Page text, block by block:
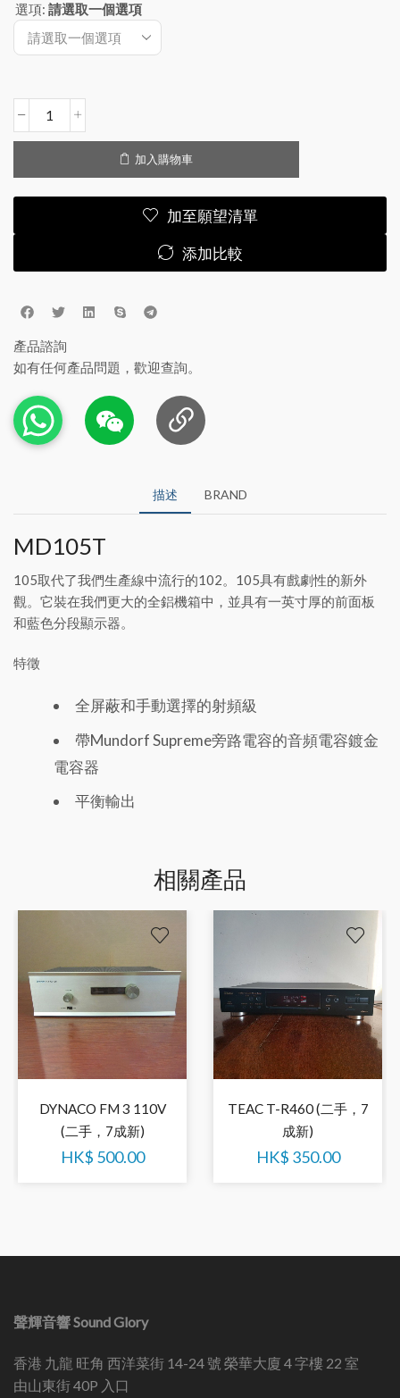
選項: 請選取一個選項
加入購物車
加至願望清單
添加比較
產品諮詢
如有任何產品問題，歡迎查詢。
描述 BRAND
MD105T
105取代了我們生產線中流行的102。105具有戲劇性的新外
觀。它裝在我們更大的全鋁機箱中，並具有一英寸厚的前面板
和藍色分段顯示器。
特徵
全屏蔽和手動選擇的射頻級
帶Mundorf Supreme旁路電容的音頻電容鍍金
電容器
平衡輸出
相關產品
DYNACO FM 3 110V
(二手，7成新)
HK$ 500.00
TEAC T-R460 (二手，7
成新)
HK$ 350.00
聲輝音響 Sound Glory
香港 九龍 旺角 西洋菜街 14-24 號 榮華大廈 4 字樓 22 室
由山東街 40P 入口